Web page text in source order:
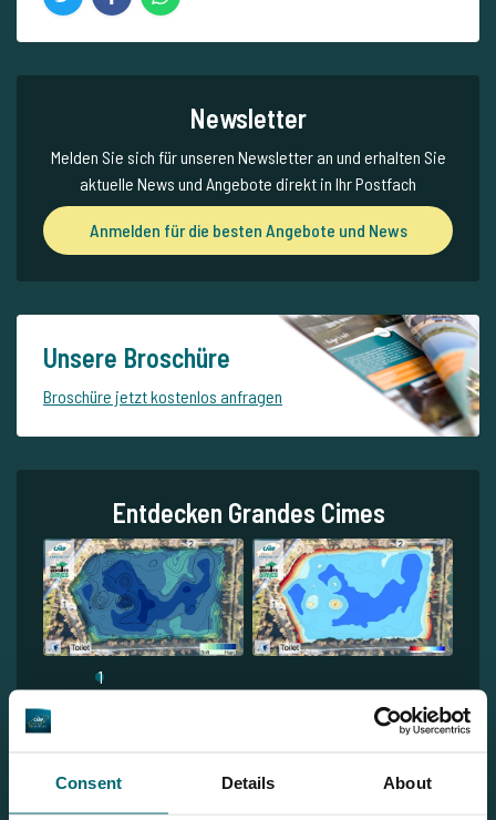
Consent Details About
Newsletter
Melden Sie sich für unseren Newsletter an und erhalten Sie
aktuelle News und Angebote direkt in Ihr Postfach
Anmelden für die besten Angebote und News
Unsere Broschüre
Broschüre jetzt kostenlos anfragen
Entdecken Grandes Cimes
1